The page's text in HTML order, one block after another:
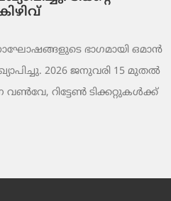
ഭാഗമായി ഒമാൻ
2026 ജനുവരി 15 മുതൽ
വൺവേ, റിട്ടേൺ ടിക്കറ്റുകൾക്ക്